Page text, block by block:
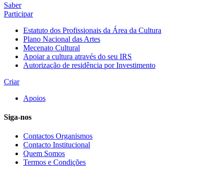
Saber
Participar
Estatuto dos Profissionais da Área da Cultura
Plano Nacional das Artes
Mecenato Cultural
Apoiar a cultura através do seu IRS
Autorização de residência por Investimento
Criar
Apoios
Siga-nos
Contactos Organismos
Contacto Institucional
Quem Somos
Termos e Condições